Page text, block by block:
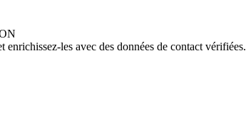
les avec des données de contact vérifiées.